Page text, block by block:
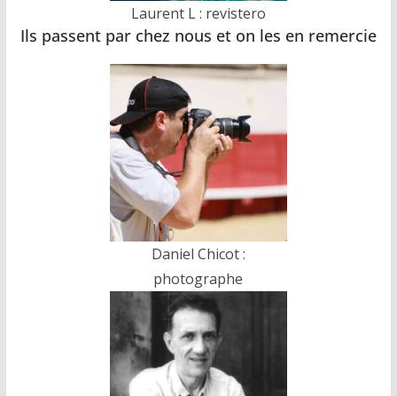
Laurent L : revistero
Ils passent par chez nous et on les en remercie
Daniel Chicot :
photographe